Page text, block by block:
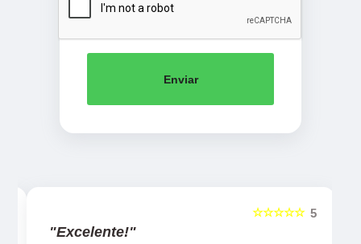
Enviar
5
☆☆☆☆☆
"Excelente!"